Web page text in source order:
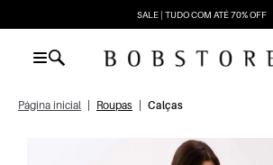
SALE | TUDO COM ATÉ 70% OFF
Página inicial Roupas Calças